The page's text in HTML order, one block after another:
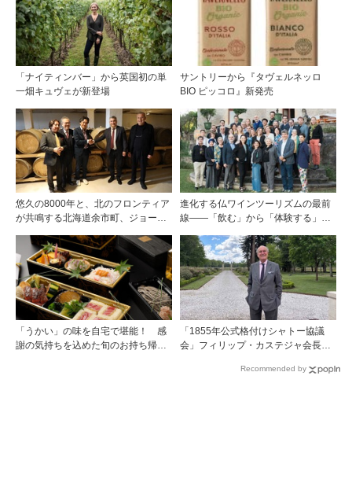
開催！＜2022年11月21日(月）～12
月2日（金）＞
「ナイティンバー」から英国初の単
一畑キュヴェが新登場
サントリーから『タヴェルネッロ
BIO ピッコロ』新発売
悠久の8000年と、北のフロンティア
が共鳴する北海道余市町、ジョージ
進化する仏ワインツーリズムの最前
線――「飲む」から「体験する」プ
フランスのドメーヌグループ組織が
描く、五感で深掘りする次世代のテ
ロワール体験
「うかい」の味を自宅で堪能！ 感
謝の気持ちを込めた旬のお持ち帰り
「1855年公式格付けシャトー協議
会」フィリップ・カステジャ会長イ
1855年格付け、170年目の再評価
Recommended by